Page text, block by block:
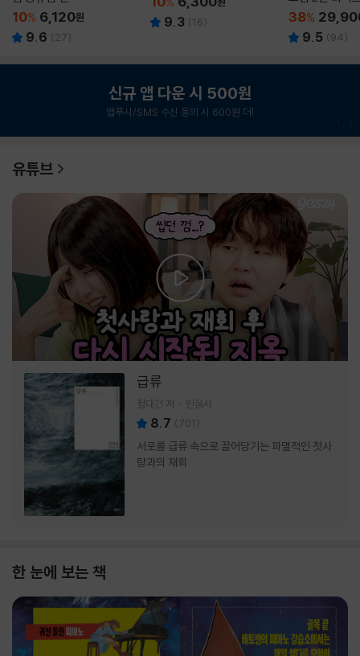
10% 6,120원
9.6 ( 27)
9.3 (16) 38%
9.5 (94)
신규 앱 다운 시 500원
앱푸시/SMS 수신 동의 시 600원 더!
유튜브
급류
정대건 저 민음사
8.7 (701 )
서로를 급류 속으로 끌어당기는 파멸적인 첫사
랑과의 재회
한 눈에 보는 책